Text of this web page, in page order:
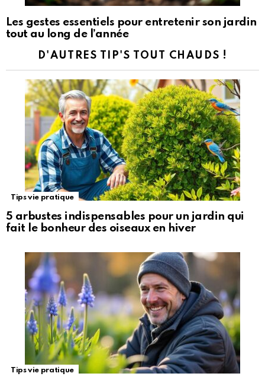
Les gestes essentiels pour entretenir son jardin
tout au long de l’année
D'AUTRES TIP'S TOUT CHAUDS !
Tips vie pratique
5 arbustes indispensables pour un jardin qui
fait le bonheur des oiseaux en hiver
Tips vie pratique